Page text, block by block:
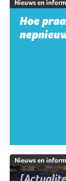
Nieuws en
Hoe
Nieuws en